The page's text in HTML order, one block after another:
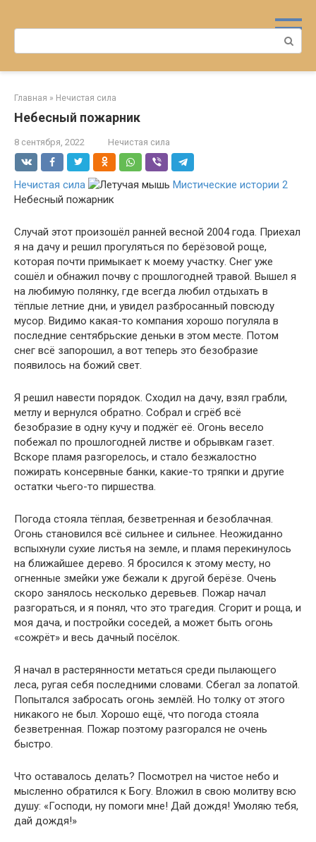
Поиск:
Главная » Нечистая сила
Небесный пожарник
8 сентября, 2022 Нечистая сила
Нечистая сила
Мистические истории 2
Небесный пожарник
Случай этот произошёл ранней весной 2004 года. Приехал
я на дачу и решил прогуляться по берёзовой роще,
которая почти примыкает к моему участку. Снег уже
сошёл и обнажил почву с прошлогодней травой. Вышел я
на любимую полянку, где всегда любил отдыхать в
тёплые летние дни, и увидел разбросанный повсюду
мусор. Видимо какая-то компания хорошо погуляла в
последние сентябрьские деньки в этом месте. Потом
снег всё запорошил, а вот теперь это безобразие
появилось на божий свет.
Я решил навести порядок. Сходил на дачу, взял грабли,
метлу и вернулся обратно. Собрал и сгрёб всё
безобразие в одну кучу и поджёг её. Огонь весело
побежал по прошлогодней листве и обрывкам газет.
Вскоре пламя разгорелось, и стало безжалостно
пожирать консервные банки, какие-то тряпки и другие
остатки чьего-то пиршества.
Погода стояла тёплая, безветренная и безоблачная.
Огонь становился всё сильнее и сильнее. Неожиданно
вспыхнули сухие листья на земле, и пламя перекинулось
на ближайшее дерево. Я бросился к этому месту, но
огненные змейки уже бежали к другой берёзе. Очень
скоро занялось несколько деревьев. Пожар начал
разгораться, и я понял, что это трагедия. Сгорит и роща, и
моя дача, и постройки соседей, а может быть огонь
«сожрёт» и весь дачный посёлок.
Я начал в растерянности метаться среди пылающего
леса, ругая себя последними словами. Сбегал за лопатой.
Попытался забросать огонь землёй. Но толку от этого
никакого не был. Хорошо ещё, что погода стояла
безветренная. Пожар поэтому разгорался не очень
быстро.
Что оставалось делать? Посмотрел на чистое небо и
мысленно обратился к Богу. Вложил в свою молитву всю
душу: «Господи, ну помоги мне! Дай дождя! Умоляю тебя,
дай дождя!»